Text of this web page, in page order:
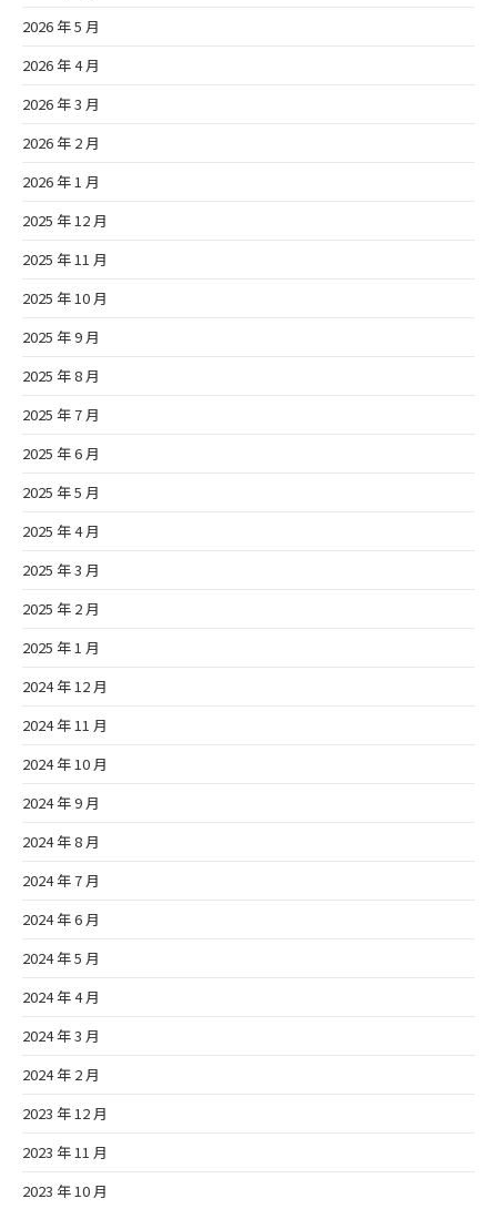
2026 年 5 月
2026 年 4 月
2026 年 3 月
2026 年 2 月
2026 年 1 月
2025 年 12 月
2025 年 11 月
2025 年 10 月
2025 年 9 月
2025 年 8 月
2025 年 7 月
2025 年 6 月
2025 年 5 月
2025 年 4 月
2025 年 3 月
2025 年 2 月
2025 年 1 月
2024 年 12 月
2024 年 11 月
2024 年 10 月
2024 年 9 月
2024 年 8 月
2024 年 7 月
2024 年 6 月
2024 年 5 月
2024 年 4 月
2024 年 3 月
2024 年 2 月
2023 年 12 月
2023 年 11 月
2023 年 10 月